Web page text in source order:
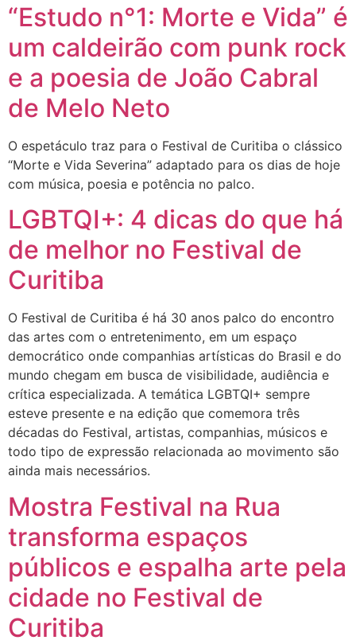
“Estudo n°1: Morte e Vida” é
um caldeirão com punk rock
e a poesia de João Cabral
de Melo Neto
O espetáculo traz para o Festival de Curitiba o clássico
“Morte e Vida Severina” adaptado para os dias de hoje
com música, poesia e potência no palco.
LGBTQI+: 4 dicas do que há
de melhor no Festival de
Curitiba
O Festival de Curitiba é há 30 anos palco do encontro
das artes com o entretenimento, em um espaço
democrático onde companhias artísticas do Brasil e do
mundo chegam em busca de visibilidade, audiência e
crítica especializada. A temática LGBTQI+ sempre
esteve presente e na edição que comemora três
décadas do Festival, artistas, companhias, músicos e
todo tipo de expressão relacionada ao movimento são
ainda mais necessários.
Mostra Festival na Rua
transforma espaços
públicos e espalha arte pela
cidade no Festival de
Curitiba